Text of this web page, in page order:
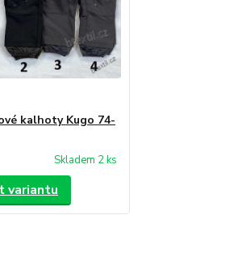
kalhoty Kugo 74-
Skladem 2 ks
variantu